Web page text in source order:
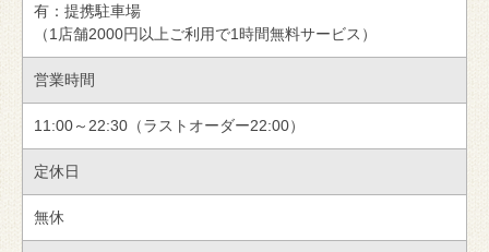
有：提携駐車場
（1店舗2000円以上ご利用で1時間無料サービス）
営業時間
11:00～22:30（ラストオーダー22:00）
定休日
無休